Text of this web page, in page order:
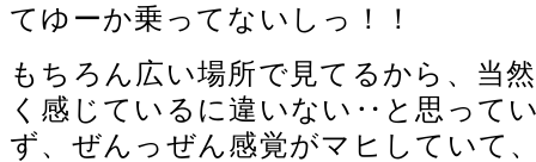
てゆーか乗ってないしっ！！
もちろん広い場所で見てるから、当
く感じているに違いない‥と思って
ず、ぜんっぜん感覚がマヒしていて